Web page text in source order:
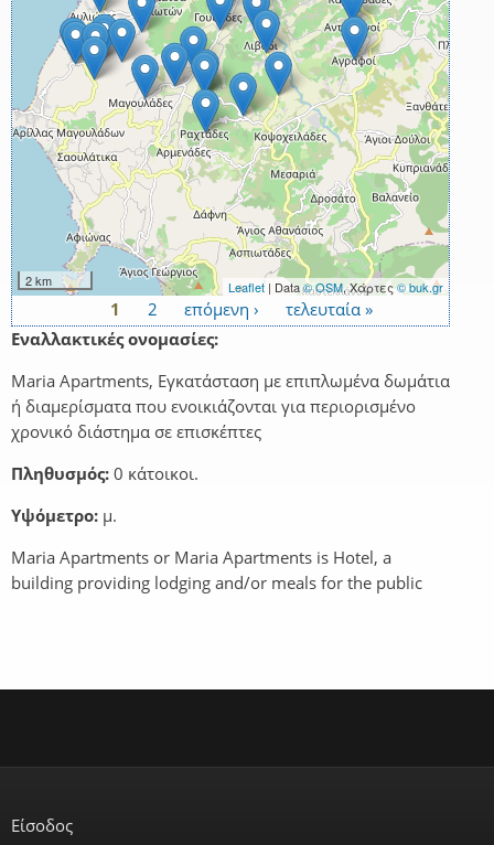
2 km Leaflet | Data© OSM, Χάρτες© buk.gr
Σελίδες
1 2 επόμενη ›
τελευταία »
Εναλλακτικές ονομασίες:
Maria Apartments, Εγκατάσταση με επιπλωμένα δωμάτια
ή διαμερίσματα που ενοικιάζονται για περιορισμένο
χρονικό διάστημα σε επισκέπτες
Πληθυσμός: 0 κάτοικοι.
Υψόμετρο: μ.
Maria Apartments or Maria Apartments is Hotel, a
building providing lodging and/or meals for the public
Είσοδος